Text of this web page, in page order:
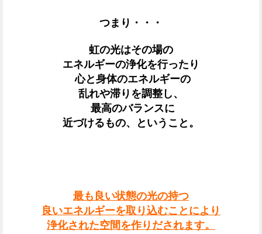
つまり・・・
虹の光はその場の
エネルギーの浄化を行ったり
心と身体のエネルギーの
乱れや滞りを調整し、
最高のバランスに
近づけるもの、ということ。
最も良い状態の光の持つ
良いエネルギーを取り込むことにより
浄化された空間を作りだされます。